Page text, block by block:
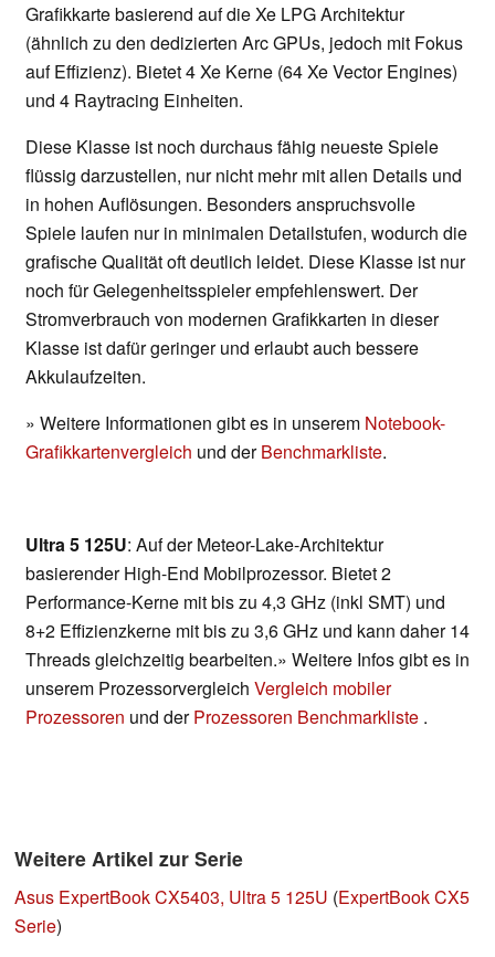
Grafikkarte basierend auf die Xe LPG Architektur
(ähnlich zu den dedizierten Arc GPUs, jedoch mit Fokus
auf Effizienz). Bietet 4 Xe Kerne (64 Xe Vector Engines)
und 4 Raytracing Einheiten.
Diese Klasse ist noch durchaus fähig neueste Spiele
flüssig darzustellen, nur nicht mehr mit allen Details und
in hohen Auflösungen. Besonders anspruchsvolle
Spiele laufen nur in minimalen Detailstufen, wodurch die
grafische Qualität oft deutlich leidet. Diese Klasse ist nur
noch für Gelegenheitsspieler empfehlenswert. Der
Stromverbrauch von modernen Grafikkarten in dieser
Klasse ist dafür geringer und erlaubt auch bessere
Akkulaufzeiten.
» Weitere Informationen gibt es in unserem Notebook-
Grafikkartenvergleich und derBenchmarkliste.
Ultra 5 125U: Auf der Meteor-Lake-Architektur
basierender High-End Mobilprozessor. Bietet 2
Performance-Kerne mit bis zu 4,3 GHz (inkl SMT) und
8+2 Effizienzkerne mit bis zu 3,6 GHz und kann daher 14
Threads gleichzeitig bearbeiten.» Weitere Infos gibt es in
unserem Prozessorvergleich Vergleich mobiler
Prozessoren und derProzessoren Benchmarkliste .
Weitere Artikel zur Serie
Asus ExpertBook CX5403, Ultra 5 125U (ExpertBook CX5
Serie)